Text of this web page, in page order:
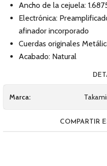
Ancho de la cejuela:
Electrónica:
afinador incorporado
Cuerdas originales
Acabado: Natural
Marca:
COMPARTIR